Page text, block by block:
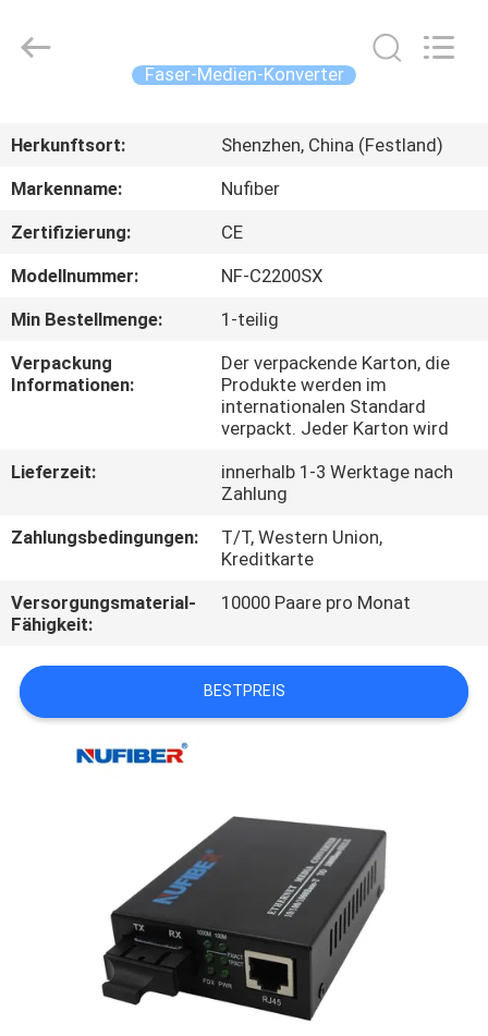
PRODUKTE
UNS
FABRIK-
AUSFLUG
QUALITÄTSKONTROLLE
TRETEN
MIT
IN
VERBINDUNG
Co.,Ltd.
Faser-Medien-Konverter
Herkunftsort:
Shenzhen, China (Festland)
Markenname:
Nufiber
Zertifizierung:
CE
Modellnummer:
NF-C2200SX
Min Bestellmenge:
1-teilig
Verpackung
Informationen:
Der verpackende Karton, die
Produkte werden im
internationalen Standard
verpackt. Jeder Karton wird
Lieferzeit:
innerhalb 1-3 Werktage nach
Zahlung
Zahlungsbedingungen:
T/T, Western Union,
Kreditkarte
Versorgungsmaterial-
Fähigkeit:
10000 Paare pro Monat
BESTPREIS